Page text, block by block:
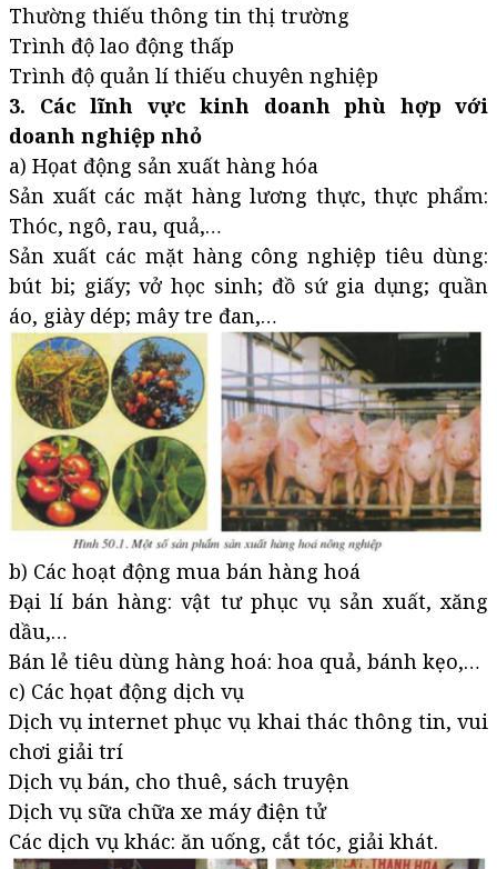
Thường thiếu thông tin thị trường
Trình độ lao động thấp
Trình độ quản lí thiếu chuyên nghiệp
3. Các lĩnh vực kinh doanh phù hợp với
doanh nghiệp nhỏ
a) Họat động sản xuất hàng hóa
Sản xuất các mặt hàng lương thực, thực phẩm:
Thóc, ngô, rau, quả,…
Sản xuất các mặt hàng công nghiệp tiêu dùng:
bút bi; giấy; vở học sinh; đồ sứ gia dụng; quần
áo, giày dép; mây tre đan,…
b) Các hoạt động mua bán hàng hoá
Đại lí bán hàng: vật tư phục vụ sản xuất, xăng
dầu,…
Bán lẻ tiêu dùng hàng hoá: hoa quả, bánh kẹo,…
c) Các họat động dịch vụ
Dịch vụ internet phục vụ khai thác thông tin, vui
chơi giải trí
Dịch vụ bán, cho thuê, sách truyện
Dịch vụ sữa chữa xe máy điện tử
Các dịch vụ khác: ăn uống, cắt tóc, giải khát.